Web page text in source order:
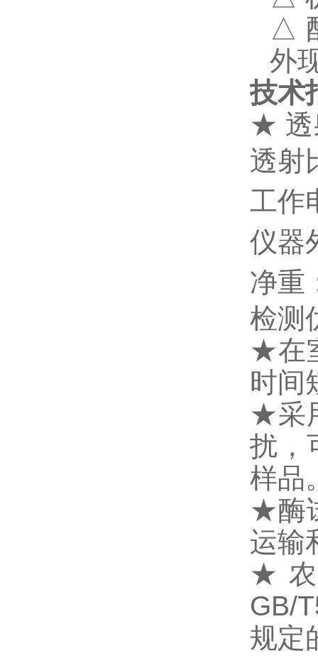
△
外
技术
★
透射
工作
仪器
净重
检测
★在
时间
★采
扰，
样品
★酶
运输
★
GB/
规定